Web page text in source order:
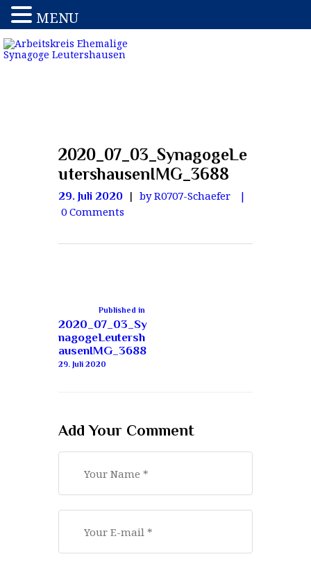
2020_07_03_SynagogeLe
utershausenIMG_3688
29. Juli 2020
by R0707-Schaefer
0 Comments
Published in
2020_07_03_Sy
nagogeLeutersh
ausenIMG_3688
29. Juli 2020
Add Your Comment
MENU